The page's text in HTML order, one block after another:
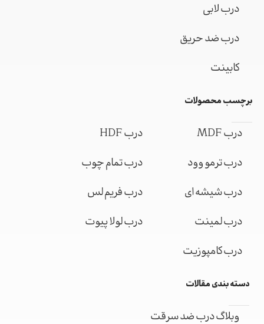
درب لابی
درب ضد حریق
کابینت
برچسب محصولات
درب MDF
درب HDF
درب ترمو وود
درب تمام چوب
درب شیشه ای
درب فریم لس
درب لمینت
درب لولا پیوت
درب کامپوزیت
دسته بندی مقالات
وبلاگ درب ضد سرقت